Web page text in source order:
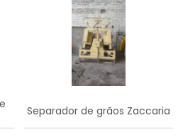
Separador de grãos Zaccaria